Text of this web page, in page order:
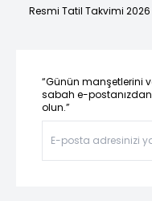
Resmi Tatil Takvimi 2026
“Günün manşetlerini
sabah e-
olun.”